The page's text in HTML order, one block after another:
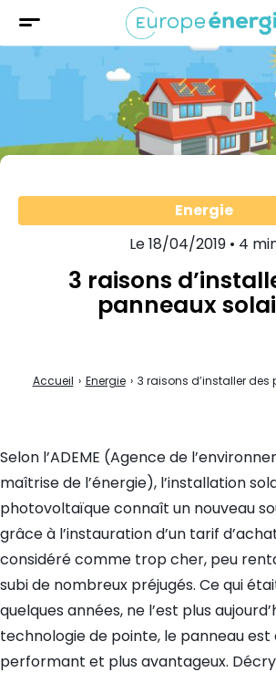
Energie
Le 18/04/2019 • 4
3 raisons
panneaux
Accueil › Energie › 3 raisons d’installer
Selon l’ADEME (Agence de
maîtrise de l’énergie), l’installation
photovoltaïque connaît un nouveau
grâce à l’instauration d’un tarif
considéré comme trop cher, peu
subi de nombreux préjugés. Ce qui
quelques années, ne l’est plus
technologie de pointe, le panneau est
performant et plus avantageux.
Chauffage Isolation